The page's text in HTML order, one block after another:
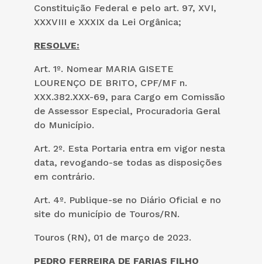
Constituição Federal e pelo art. 97, XVI,
XXXVIII e XXXIX da Lei Orgânica;
RESOLVE:
Art. 1º. Nomear MARIA GISETE
LOURENÇO DE BRITO, CPF/MF n.
XXX.382.XXX-69, para Cargo em Comissão
de Assessor Especial, Procuradoria Geral
do Município.
Art. 2º. Esta Portaria entra em vigor nesta
data, revogando-se todas as disposições
em contrário.
Art. 4º. Publique-se no Diário Oficial e no
site do município de Touros/RN.
Touros (RN), 01 de março de 2023.
PEDRO FERREIRA DE FARIAS FILHO